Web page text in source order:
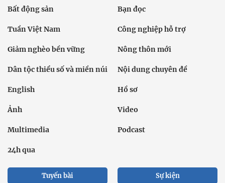
Bất động sản Bạn đọc
Tuần Việt Nam Công nghiệp hỗ trợ
Giảm nghèo bền vững Nông thôn mới
Dân tộc thiểu số và miền núi Nội dung chuyên đề
English Hồ sơ
Ảnh Video
Multimedia Podcast
24h qua
Tuyến bài Sự kiện